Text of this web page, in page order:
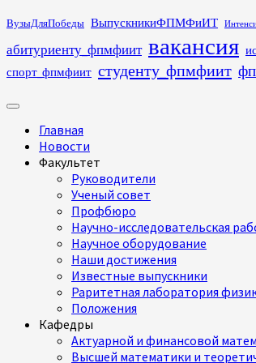
Перейти
содержимому
ВузыДляПобеды ВыпускникиФПМФиИТ
абитуриенту_фпмфиит вакансия
спорт_фпмфиит студенту_фпмфиит
Основное
Главная
Новости
Факультет
Руководители
Ученый совет
Профбюро
Научно-исследовательская
Научное оборудование
Наши достижения
Известные выпускники
Раритетная лаборатория
Положения
Кафедры
Актуарной и финансовой
Высшей математики и